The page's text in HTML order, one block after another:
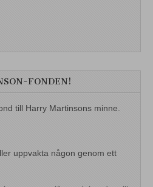
FONDEN!
till Harry Martinsons minne.
uppvakta någon genom ett